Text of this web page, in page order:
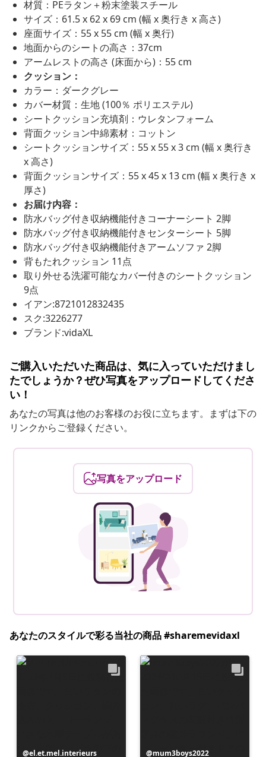
材質：PEラタン＋粉末塗装スチール
サイズ：61.5 x 62 x 69 cm (幅 x 奥行き x 高さ)
座面サイズ：55 x 55 cm (幅 x 奥行)
地面からのシートの高さ：37cm
アームレストの高さ (床面から)：55 cm
クッション：
カラー：ダークグレー
カバー材質：生地 (100％ ポリエステル)
シートクッション充填剤：ウレタンフォーム
背面クッション中綿素材：コットン
シートクッションサイズ：55 x 55 x 3 cm (幅 x 奥行き
x 高さ)
背面クッションサイズ：55 x 45 x 13 cm (幅 x 奥行き x
厚さ)
お届け内容：
防水バッグ付き収納機能付きコーナーシート 2脚
防水バッグ付き収納機能付きセンターシート 5脚
防水バッグ付き収納機能付きアームソファ 2脚
背もたれクッション 11点
取り外せる洗濯可能なカバー付きのシートクッション
9点
イアン:8721012832435
スク:3226277
ブランド:vidaXL
ご購入いただいた商品は、気に入っていただけまし
たでしょうか？ぜひ写真をアップロードしてくださ
い！
あなたの写真は他のお客様のお役に立ちます。まずは下の
リンクからご登録ください。
写真をアップロード
あなたのスタイルで彩る当社の商品 #sharemevidaxl
投
el.et.mel.interieurs
投
mum3boys2022